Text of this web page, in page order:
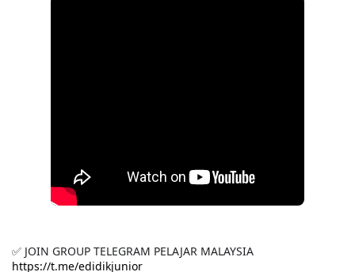
✅ JOIN GROUP TELEGRAM PELAJAR MALAYSIA
https://t.me/edidikjunior